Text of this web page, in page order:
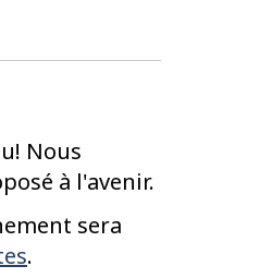
Nous
à l'avenir.
sera
.